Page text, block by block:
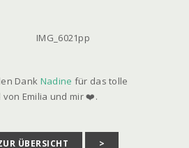
Dank Nadine für das tolle
von Emilia und mir ❤️.
ÜBERSICHT >